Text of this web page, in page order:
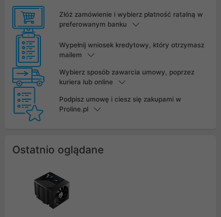
Złóż zamówienie i wybierz płatność ratalną w
preferowanym banku
Wypełnij wniosek kredytowy, który otrzymasz
mailem
Wybierz sposób zawarcia umowy, poprzez
kuriera lub online
Podpisz umowę i ciesz się zakupami w
Proline.pl
Ostatnio oglądane